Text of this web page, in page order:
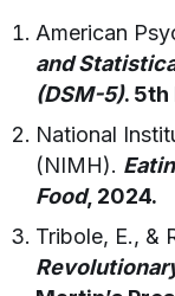
American
and
(DSM-5). 5th
National
(NIMH).
Food, 2024.
Tribole, E., &